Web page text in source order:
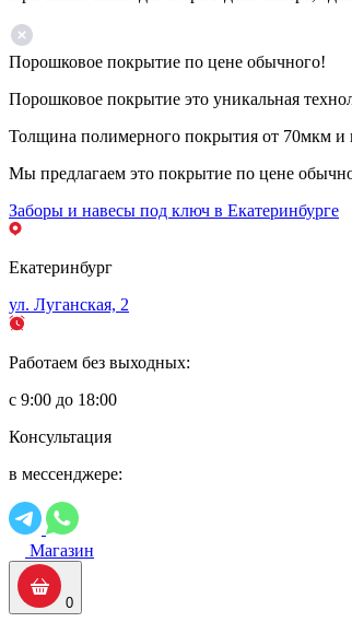
Порошковое покрытие по цене обычного!
Порошковое покрытие это уникальная
Толщина полимерного покрытия от 70мкм и
Мы предлагаем это покрытие по цене
Заборы и навесы под ключ в Екатеринбурге
Екатеринбург
ул. Луганская, 2
Работаем без выходных:
с 9:00 до 18:00
Консультация
в мессенджере:
Магазин
0